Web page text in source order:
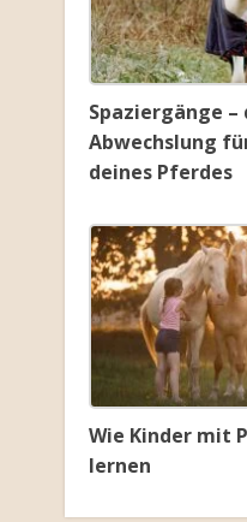
Spaziergänge
Abwechslung
deines Pferdes
Wie Kinder mit
lernen